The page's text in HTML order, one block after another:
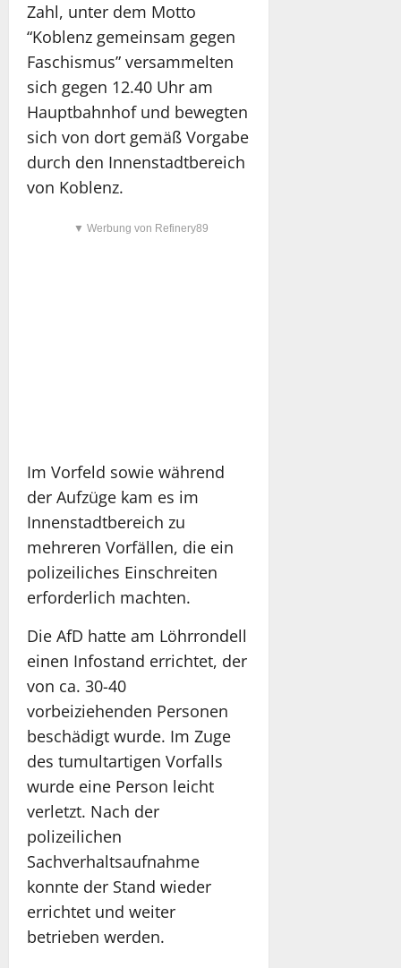
Zahl, unter dem Motto
“Koblenz gemeinsam gegen
Faschismus” versammelten
sich gegen 12.40 Uhr am
Hauptbahnhof und bewegten
sich von dort gemäß Vorgabe
durch den Innenstadtbereich
von Koblenz.
▼ Werbung von Refinery89
Im Vorfeld sowie während
der Aufzüge kam es im
Innenstadtbereich zu
mehreren Vorfällen, die ein
polizeiliches Einschreiten
erforderlich machten.
Die AfD hatte am Löhrrondell
einen Infostand errichtet, der
von ca. 30-40
vorbeiziehenden Personen
beschädigt wurde. Im Zuge
des tumultartigen Vorfalls
wurde eine Person leicht
verletzt. Nach der
polizeilichen
Sachverhaltsaufnahme
konnte der Stand wieder
errichtet und weiter
betrieben werden.